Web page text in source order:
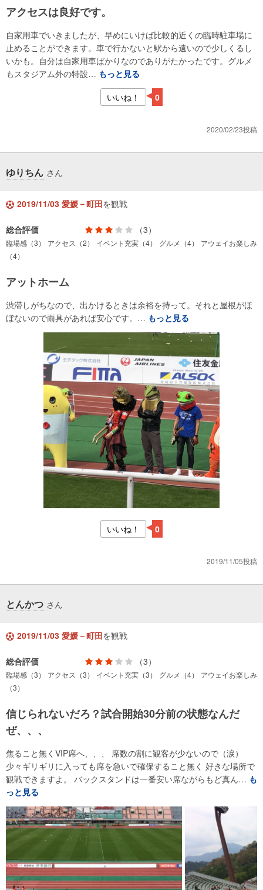
アクセスは良好です。
自家用車でいきましたが、早めにいけば比較的近くの臨時駐車場に
止めることができます。車で行かないと駅から遠いので少しくるし
いかも。自分は自家用車ばかりなのでありがたかったです。グルメ
もスタジアム外の特設… もっと見る
いいね！
0
2020/02/23投稿
ゆりちん さん
2019/11/03 愛媛－町田を観戦
総合評価 （3）
臨場感（3） アクセス（2） イベント充実（4） グルメ（4）
アウェイお楽しみ
（4）
アットホーム
渋滞しがちなので、出かけるときは余裕を持って。それと屋根がほ
ぼないので雨具があれば安心です。… もっと見る
いいね！ 0
2019/11/05投稿
とんかつ さん
2019/11/03 愛媛－町田を観戦
総合評価 （3）
臨場感（3） アクセス（3） イベント充実（3） グルメ（4）
アウェイお楽しみ
（3）
信じられないだろ？試合開始30分前の状態なんだ
ぜ、、、
焦ること無くVIP席へ、、、 席数の割に観客が少ないので（涙）
少々ギリギリに入っても席を急いで確保すること無く 好きな場所で
観戦できますよ。 バックスタンドは一番安い席ながらもど真ん… も
っと見る